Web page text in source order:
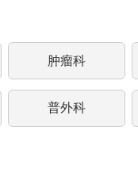
肿瘤科
普外科